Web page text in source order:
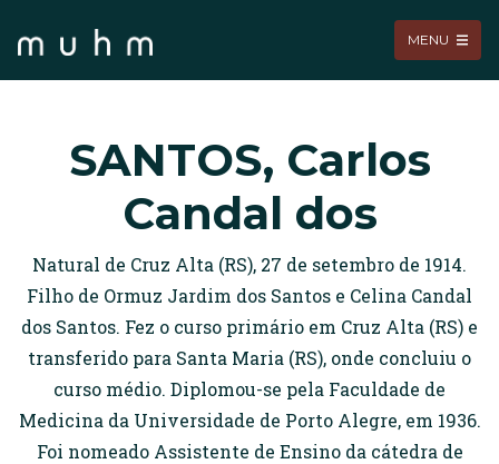
MENU
SANTOS, Carlos
Candal dos
Natural de Cruz Alta (RS), 27 de setembro de 1914.
Filho de Ormuz Jardim dos Santos e Celina Candal
dos Santos. Fez o curso primário em Cruz Alta (RS) e
transferido para Santa Maria (RS), onde concluiu o
curso médio. Diplomou-se pela Faculdade de
Medicina da Universidade de Porto Alegre, em 1936.
Foi nomeado Assistente de Ensino da cátedra de